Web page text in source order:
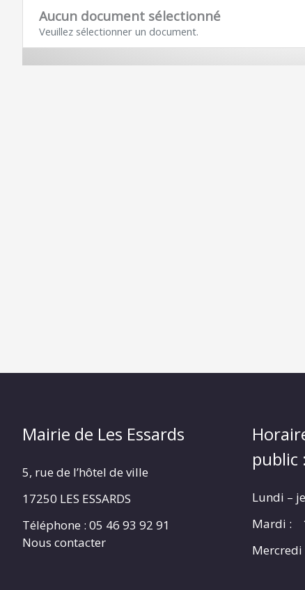
Aucun document sélectionné
Veuillez sélectionner un document.
Mairie de Les Essards
5, rue de l’hôtel de ville
17250 LES ESSARDS
Téléphone : 05 46 93 92 91
Nous contacter
public :
Lundi –
Mardi :
Mercredi